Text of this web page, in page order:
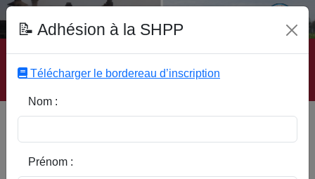
Accueil | Site SHPP | Auteurs | Editeurs | Rubriques |
Sous-Rubriques | Mots-Clefs | Contact
économique et sociale de deux
paroisses rurales du Pévèle
📝 Adhésion à la SHPP
Télécharger le bordereau d’inscription
Nom :
Prénom :